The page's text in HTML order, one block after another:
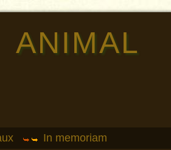
ANIMAL
In memoriam